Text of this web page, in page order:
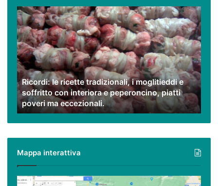
Ricordi:
le
ricette
tradizionali,
i
moglitieddi
e
soffritto
con
interiora
e
peperoncino,
ma
eccezionali.
Ricordi: le ricette tradizionali, i moglitieddi e
soffritto con interiora e peperoncino, piatti
poveri ma eccezionali.
Mappa interattiva
Cilento,